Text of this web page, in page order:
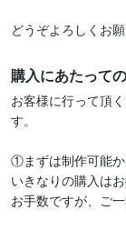
どうぞよろしくお
購入にあたって
お客様に行って頂
す。
①まずは制作可能か
いきなりの購入はお
お手数ですが、ご